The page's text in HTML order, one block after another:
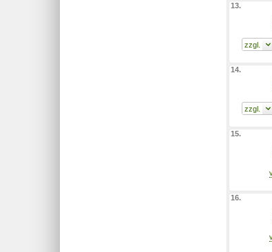
13.
14.
15.
16.